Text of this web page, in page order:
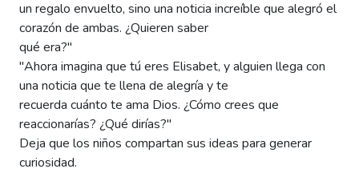
un regalo envuelto, sino una noticia increíble que alegró el
corazón de ambas. ¿Quieren saber
qué era?"
"Ahora imagina que tú eres Elisabet, y alguien llega con
una noticia que te llena de alegría y te
recuerda cuánto te ama Dios. ¿Cómo crees que
reaccionarías? ¿Qué dirías?"
Deja que los niños compartan sus ideas para generar
curiosidad.